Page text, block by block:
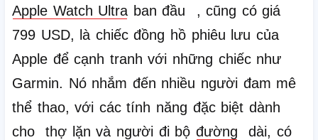
Apple Watch Ultra ban đầu , cũng có giá
799 USD, là chiếc đồng hồ phiêu lưu của
Apple để cạnh tranh với những chiếc như
Garmin. Nó nhắm đến nhiều người đam mê
thể thao, với các tính năng đặc biệt dành
cho thợ lặn và người đi bộ đường dài, có